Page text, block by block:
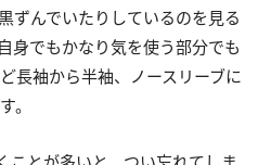
ずんでいたりしているのを見る
身でもかなり気を使う部分でも
長袖から半袖、ノースリーブに
。